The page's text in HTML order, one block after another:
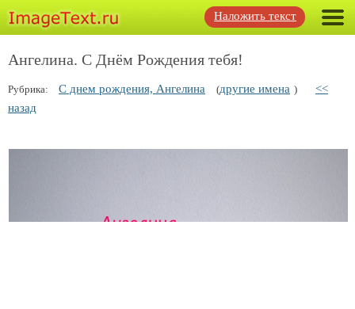
Наложить текст
Ангелина. С Днём Рождения тебя!
Рубрика: С днем рождения, Ангелина (другие имена )
<<
назад